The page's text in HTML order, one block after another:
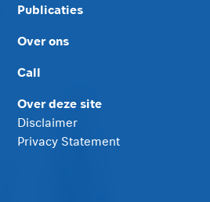
Publicaties
Over ons
Call
Over deze site
Disclaimer
Privacy Statement